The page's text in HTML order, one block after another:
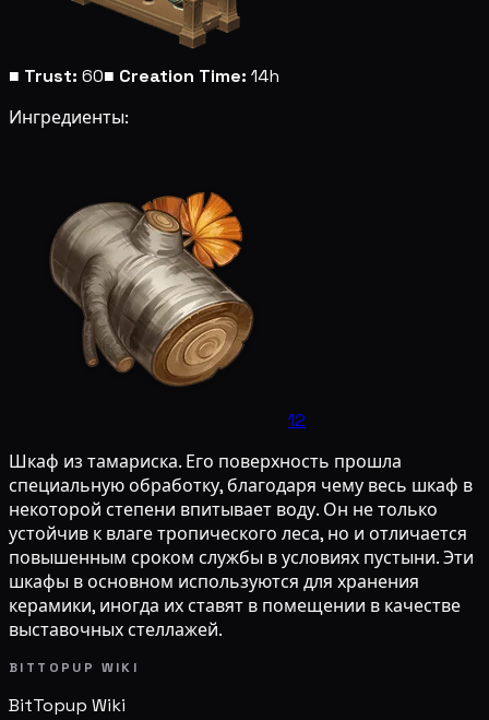
■ Trust: 60■ Creation Time: 14h
Ингредиенты:
12
Шкаф из тамариска. Его поверхность прошла
специальную обработку, благодаря чему весь шкаф в
некоторой степени впитывает воду. Он не только
устойчив к влаге тропического леса, но и отличается
повышенным сроком службы в условиях пустыни. Эти
шкафы в основном используются для хранения
керамики, иногда их ставят в помещении в качестве
выставочных стеллажей.
BITTOPUP WIKI
BitTopup Wiki